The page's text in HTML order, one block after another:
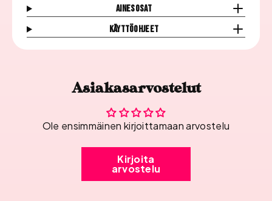
Ainesosat
Käyttöohjeet
Asiakasarvostelut
Ole ensimmäinen kirjoittamaan arvostelu
Kirjoita
arvostelu